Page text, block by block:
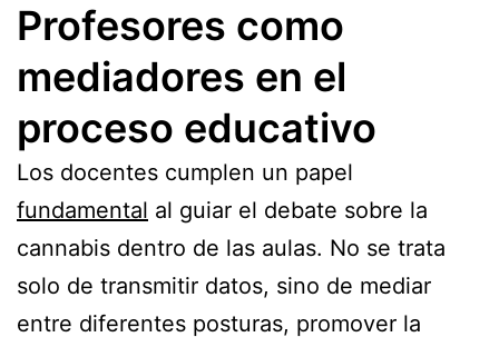
Profesores como
mediadores en el
proceso educativo
Los docentes cumplen un papel
fundamental al guiar el debate sobre la
cannabis dentro de las aulas. No se trata
solo de transmitir datos, sino de mediar
entre diferentes posturas, promover la